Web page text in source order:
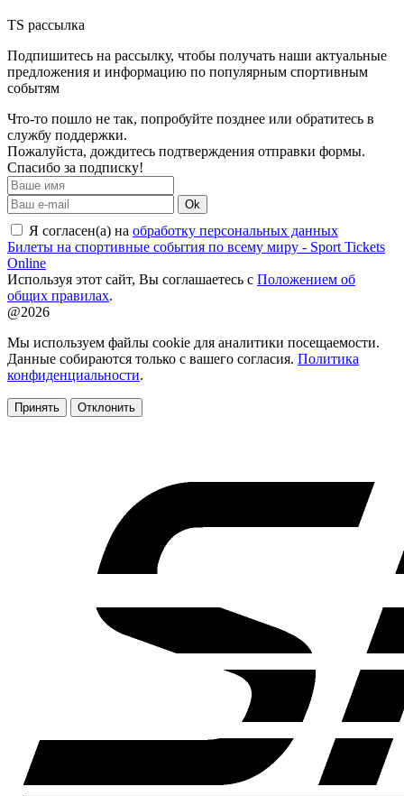
TS рассылка
Подпишитесь на рассылку, чтобы получать наши актуальные
предложения и информацию по популярным спортивным
событям
Что-то пошло не так, попробуйте позднее или обратитесь в
службу поддержки.
Пожалуйста, дождитесь подтверждения отправки формы.
Спасибо за подписку!
Ok
Я согласен(а) на обработку персональных данных
Билеты на спортивные события по всему миру - Sport Tickets
Online
Используя этот сайт, Вы соглашаетесь с Положением об
общих правилах.
@2026
Мы используем файлы cookie для аналитики посещаемости.
Данные собираются только с вашего согласия. Политика
конфиденциальности.
Принять Отклонить